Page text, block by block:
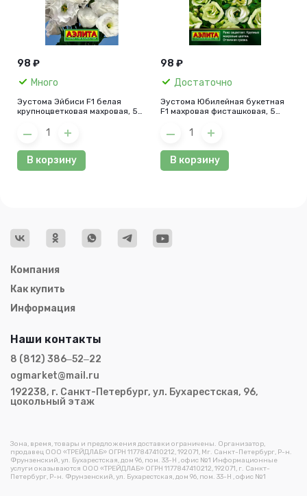
98 ₽
Много
Эустома Эйбиси F1 белая
крупноцветковая махровая, 5
В корзину
98 ₽
Достаточно
Эустома Юбилейная букетная
F1 махровая фисташковая, 5
В корзину
Компания
Как купить
Информация
Зона, время, товары и предложения доставки ограничены. Организатор,
продавец ООО «ТРЕЙДЛАБ» ОГРН 1177847410212, 192071, Мг. Санкт-Петербург, Р-н.
Фрунзенский, ул. Бухарестская, дом 96, пом. 33-Н , офис №1 Информационные
услуги оказываются ООО «ТРЕЙДЛАБ» ОГРН 1177847410212, 192071, г. Санкт-
Петербург, Р-н. Фрунзенский, ул. Бухарестская, дом 96, пом. 33-Н , офис №1
Наши контакты
8 (812) 386‒52‒22
ogmarket@mail.ru
192238, г. Санкт-Петербург, ул. Бухарестская, 96,
цокольный этаж